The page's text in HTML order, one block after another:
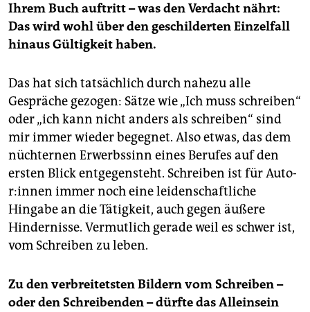
Ihrem Buch auftritt – was den Verdacht nährt:
Das wird wohl über den geschilderten Einzelfall
hinaus Gültigkeit haben.
Das hat sich tatsächlich durch nahezu alle
Gespräche gezogen: Sätze wie „Ich muss schreiben“
oder „ich kann nicht anders als schreiben“ sind
mir immer wieder begegnet. Also etwas, das dem
nüchternen Erwerbssinn eines Berufes auf den
ersten Blick entgegensteht. Schreiben ist für Au­to­
r:in­nen immer noch eine leidenschaftliche
Hingabe an die Tätigkeit, auch gegen äußere
Hindernisse. Vermutlich gerade weil es schwer ist,
vom Schreiben zu leben.
Zu den verbreitetsten Bildern vom Schreiben –
oder den Schreibenden – dürfte das Alleinsein